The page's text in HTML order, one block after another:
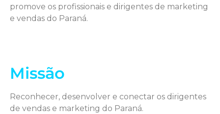
promove os profissionais e dirigentes de marketing
e vendas do Paraná.
Missão
Reconhecer, desenvolver e conectar os dirigentes
de vendas e marketing do Paraná.